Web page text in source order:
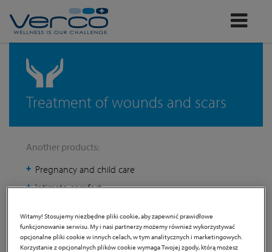
Treatment of wounds and scars
Another products:
Pregnancy and child care
Intimate comfort
Witamy! Stosujemy niezbędne pliki cookie, aby zapewnić prawidłowe
funkcjonowanie serwisu. My i nasi partnerzy możemy również wykorzystywać
opcjonalne pliki cookie w innych celach, w tym analitycznych i marketingowych.
Korzystanie z opcjonalnych plików cookie wymaga Twojej zgody, którą możesz